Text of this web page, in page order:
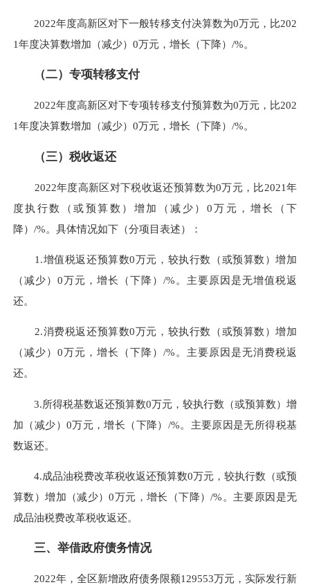
2022年度高新区对下一般转移支付决算数为0万元，比202
1年度决算数增加（减少）0万元，增长（下降）/%。
（二） 专项转移支付
2022年度高新区对下专项转移支付预算数为0万元，比202
1年度决算数增加（减少）0万元，增长（下降）/%。
（三） 税收返还
2022年度高新区对下税收返还预算数为0万元，比2021年
度执行数（或预算数）增加（减少）0万元，增长（下
降）/%。具体情况如下（分项目表述）：
1.增值税返还预算数0万元，较执行数（或预算数）增加
（减少）0万元，增长（下降）/%。主要原因是无增值税返
还。
2.消费税返还预算数0万元，较执行数（或预算数）增加
（减少）0万元，增长（下降）/%。主要原因是无消费税返
还。
3.所得税基数返还预算数0万元，较执行数（或预算数）增
加（减少）0万元，增长（下降）/%。主要原因是无所得税基
数返还。
4.成品油税费改革税收返还预算数0万元，较执行数（或预
算数）增加（减少）0万元，增长（下降）/%。主要原因是无
成品油税费改革税收返还。
三、举借政府债务情况
2022年，全区新增政府债务限额129553万元，实际发行新